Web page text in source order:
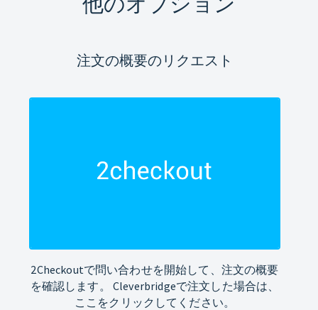
注文の概要のリクエスト
2Checkoutで問い合わせを開始して、注文の概要
を確認します。 Cleverbridgeで注文した場合は、
ここをクリックしてください。